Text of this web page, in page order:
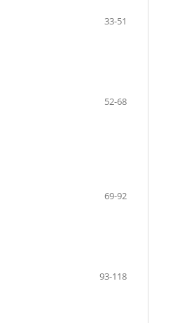
33-51
52-68
69-92
93-118